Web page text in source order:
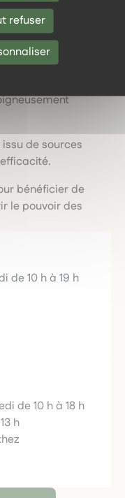
refuser
au
une gamme
de sources
bénéficier de
le pouvoir des
de 10 h à 19 h
de 10 h à 18 h
h